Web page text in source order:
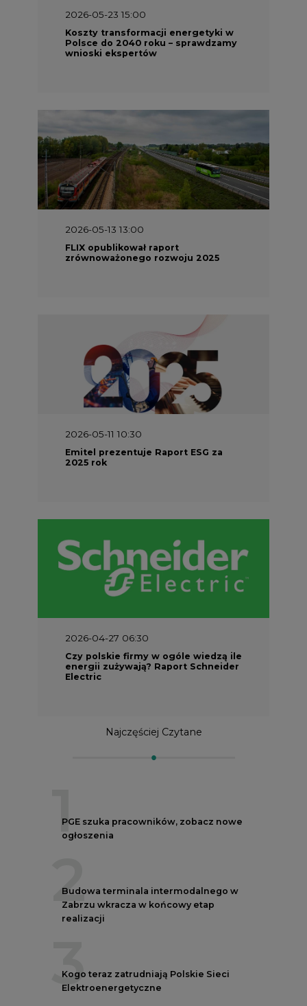
2026-05-23 15:00
Koszty transformacji energetyki w
Polsce do 2040 roku – sprawdzamy
wnioski ekspertów
2026-05-13 13:00
FLIX opublikował raport
zrównoważonego rozwoju 2025
2026-05-11 10:30
Emitel prezentuje Raport ESG za
2025 rok
2026-04-27 06:30
Czy polskie firmy w ogóle wiedzą ile
energii zużywają? Raport Schneider
Electric
Najczęściej Czytane
1
PGE szuka pracowników, zobacz nowe
ogłoszenia
2
Budowa terminala intermodalnego w
Zabrzu wkracza w końcowy etap
realizacji
3
Kogo teraz zatrudniają Polskie Sieci
Elektroenergetyczne